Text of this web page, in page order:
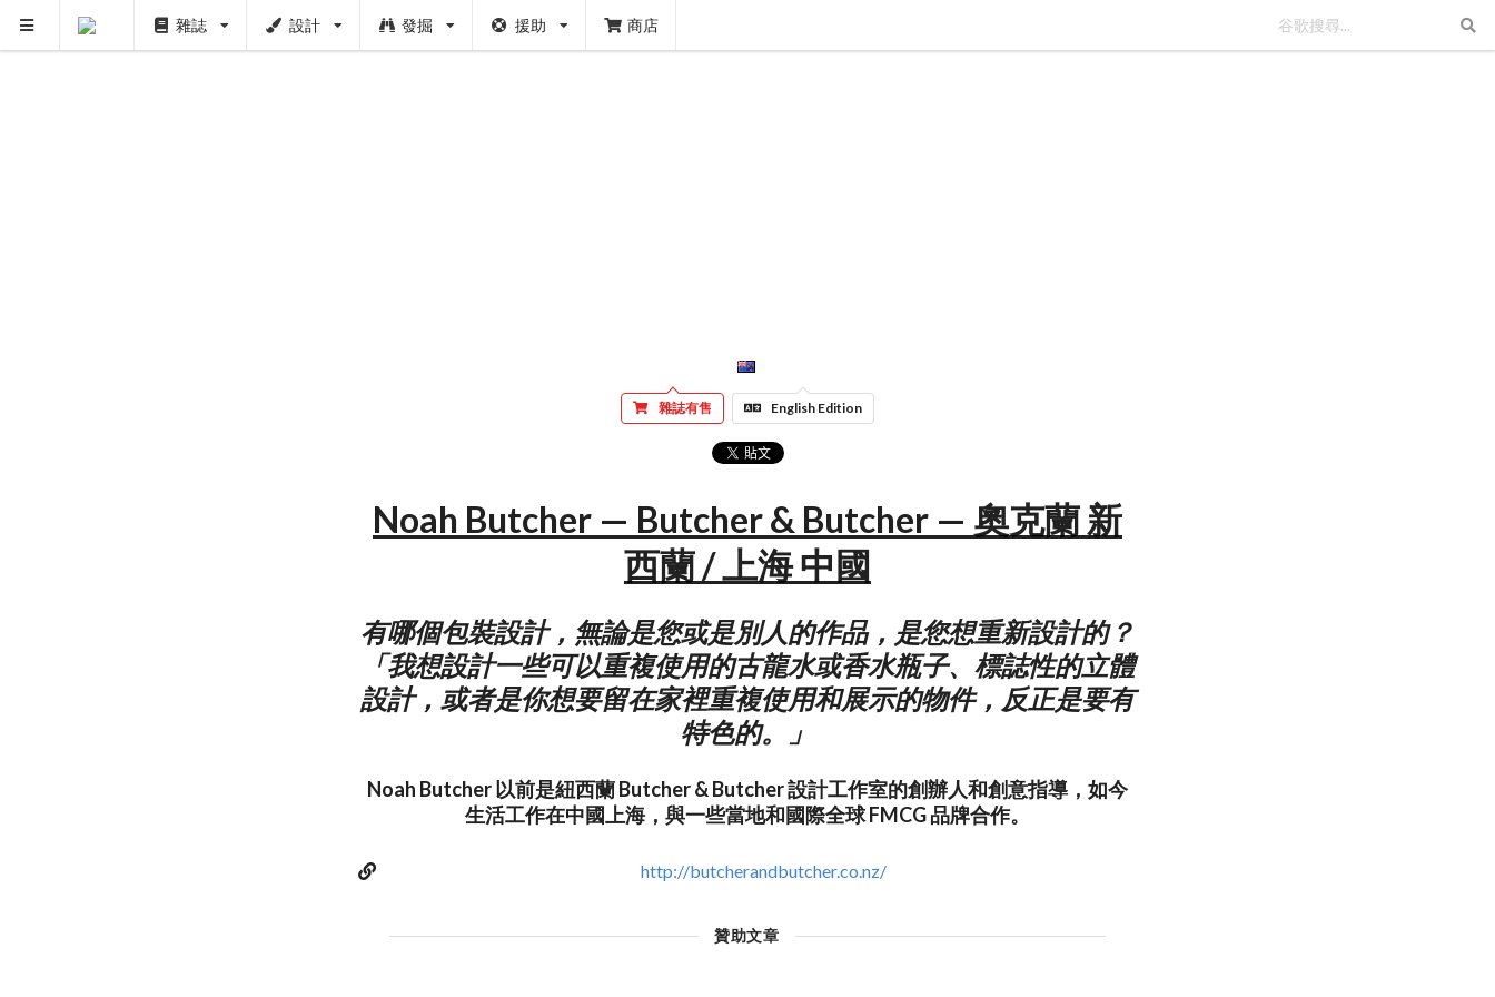
雜誌 設計 發掘 援助 商店
雜誌有售 English Edition
Noah Butcher — Butcher & Butcher — 奧克蘭 新
西蘭 / 上海 中國
有哪個包裝設計，無論是您或是別人的作品，是您想重新設計的？
「我想設計一些可以重複使用的古龍水或香水瓶子、標誌性的立體
設計，或者是你想要留在家裡重複使用和展示的物件，反正是要有
特色的。」
Noah Butcher 以前是紐西蘭 Butcher & Butcher 設計工作室的創辦人和創意指導，如今
生活工作在中國上海，與一些當地和國際全球 FMCG 品牌合作。
http://butcherandbutcher.co.nz/
贊助文章